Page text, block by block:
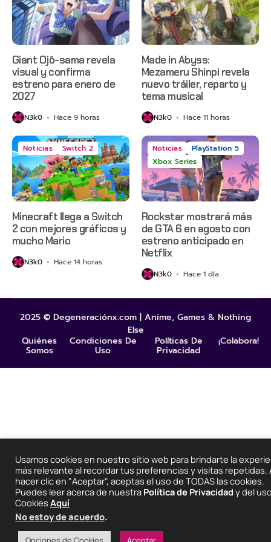
Giant Ojō-sama revela
visual y confirma
estreno para enero de
2027
N3k0 Hace 9 horas
Made in Abyss:
Mezameru Shinpi revela
nuevo tráiler, reparto y
tema musical
N3k0 Hace 11 horas
Noticias Switch 2
Minecraft llega a Switch
2 con mejores gráficos y
mucho Mario
N3k0 Hace 14 horas
Noticias
PlayStation 5
Xbox Series
Rockstar mostrará más
de GTA 6 en agosto con
estreno anticipado en
Netflix
N3k0 Hace 1 día
2025 © Degeneraciónx.com | Anime, Games & Nothing
Else
Quiénes
Somos
Condiciones De
Uso
Políticas De
Privacidad
¡Colabora!
Usamos cookies en nuestro sitio web para brindarte la
más relevante al recordar tus preferencias y visitas repetidas.
hacer clic en "Aceptar", aceptas el uso de TODAS las cookies.
Puedes leer acerca de nuestra Política de Privacidad y del
Cookies Aquí
No estoy de acuerdo.